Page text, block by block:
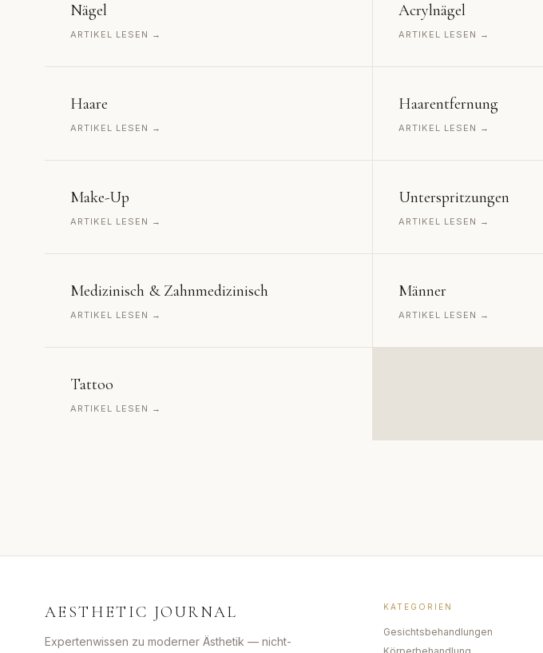
Nägel
ARTIKEL LESEN →
Acrylnägel
ARTIKEL LESEN →
Haare
ARTIKEL LESEN →
Haarentfernung
ARTIKEL LESEN →
Make-Up
ARTIKEL LESEN →
Unterspritzungen
ARTIKEL LESEN →
Medizinisch & Zahnmedizinisch
ARTIKEL LESEN →
Männer
ARTIKEL LESEN →
Tattoo
ARTIKEL LESEN →
AESTHETIC JOURNAL
Expertenwissen zu moderner Ästhetik — nicht-
KATEGORIEN
Gesichtsbehandlungen